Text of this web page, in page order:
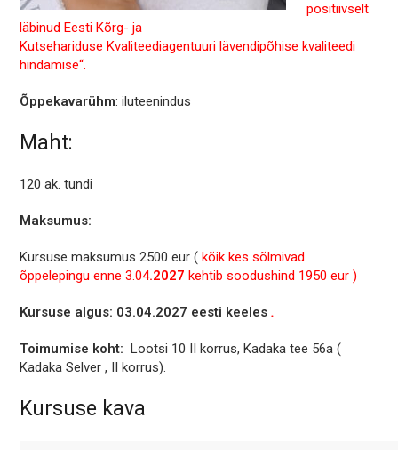
positiivselt
läbinud Eesti Kõrg- ja
Kutsehariduse Kvaliteediagentuuri lävendipõhise kvaliteedi
hindamise“.
Õppekavarühm: iluteenindus
Maht:
120 ak. tundi
Maksumus:
Kursuse maksumus 2500 eur ( kõik kes sõlmivad
õppelepingu enne 3.04.2027 kehtib soodushind 1950 eur )
Kursuse algus: 03.04.2027 eesti keeles.
Toimumise koht: Lootsi 10 II korrus, Kadaka tee 56a (
Kadaka Selver , II korrus).
Kursuse kava